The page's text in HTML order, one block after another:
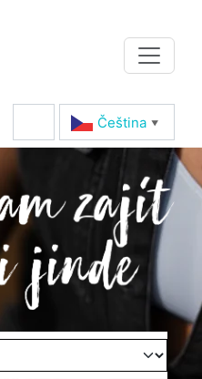
Čeština‎ ▼